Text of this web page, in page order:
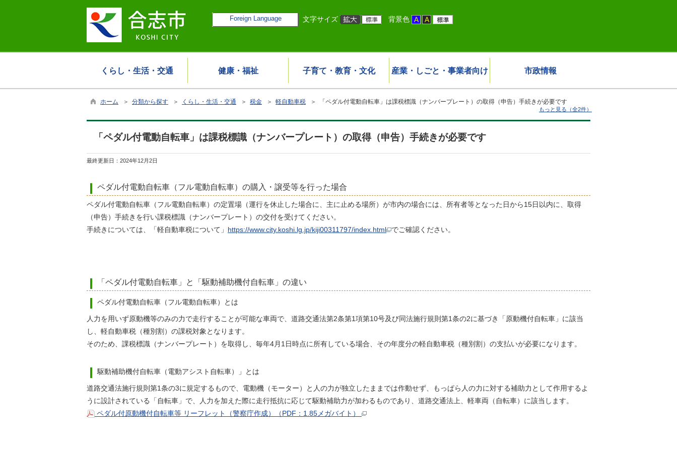
Foreign Language 文字サイズ 背景色
くらし・生活・交通 健康・福祉 子育て・教育・文化 産業・しごと・事業者向け 市政情報
ホーム ＞ 分類から探す ＞ くらし・生活・交通 ＞ 税金 ＞ 軽自動車税 ＞ 「ペダル付電動自転車」は課税標識（ナンバープレート）の取得（申告）手続きが必要です
もっと見る（全2件）
「ペダル付電動自転車」は課税標識（ナンバープレート）の取得（申告）手続きが必要です
最終更新日： 2024年12月2日
ペダル付電動自転車（フル電動自転車）の購入・譲受等を行った場合
ペダル付電動自転車（フル電動自転車）の定置場（運行を休止した場合に、主に止める場所）が市内の場合には、所有者等となった日から15日以内に、取得
（申告）手続きを行い課税標識（ナンバープレート）の交付を受けてください。
手続きについては、「軽自動車税について」 https://www.city.koshi.lg.jp/kiji00311797/index.html でご確認ください。
「ペダル付電動自転車」と「駆動補助機付自転車」の違い
ペダル付電動自転車（フル電動自転車）とは
人力を用いず原動機等のみの力で走行することが可能な車両で、道路交通法第2条第1項第10号及び同法施行規則第1条の2に基づき「原動機付自転車」に該当
し、軽自動車税（種別割）の課税対象となります。
そのため、課税標識（ナンバープレート）を取得し、毎年4月1日時点に所有している場合、その年度分の軽自動車税（種別割）の支払いが必要になります。
駆動補助機付自転車（電動アシスト自転車）」とは
道路交通法施行規則第1条の3に規定するもので、電動機（モーター）と人の力が独立したままでは作動せず、もっぱら人の力に対する補助力として作用するよ
うに設計されている「自転車」で、人力を加えた際に走行抵抗に応じて駆動補助力が加わるものであり、道路交通法上、軽車両（自転車）に該当します。
ペダル付原動機付自転車等 リーフレット（警察庁作成）（PDF：1.85メガバイト）